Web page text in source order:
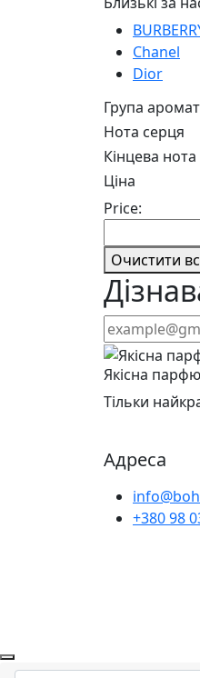
Chanel
Dior
Група
Нота серця
Кінцева нота
Ціна
Price:
Очистити
Якісна
Тільки
Адреса
+380 98